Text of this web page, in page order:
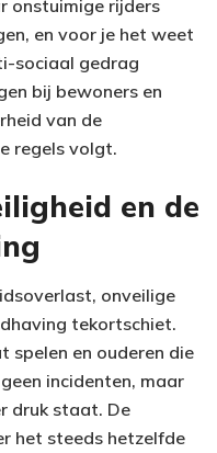
onstuimige rijders
en voor je het weet
sociaal gedrag
bij bewoners en
van de
regels volgt.
en de
onveilige
tekortschiet.
spelen en ouderen die
incidenten, maar
druk staat. De
het steeds hetzelfde